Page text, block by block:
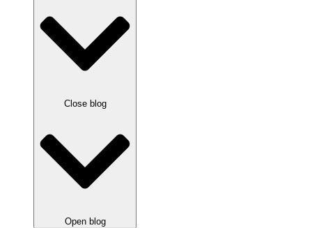
Close blog
Open blog